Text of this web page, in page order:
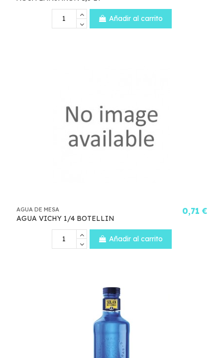
Añadir al carrito
AGUA DE MESA
AGUA VICHY 1/4 BOTELLIN
0,71 €
Añadir al carrito